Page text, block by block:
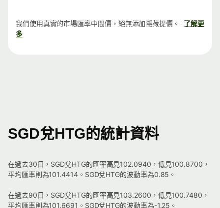
我們使用真實的市場匯率中間價，絕無添加隱藏提價。
了解更
多
SGD兌HTG的統計資料
在過去30日，SGD兌HTG的匯率高見102.0940，低見100.8700，
平均匯率則為101.4414。SGD兌HTG的波動率為0.85。
在過去90日，SGD兌HTG的匯率高見103.2600，低見100.7480，
平均匯率則為101.6691。SGD兌HTG的波動率為-1.25。